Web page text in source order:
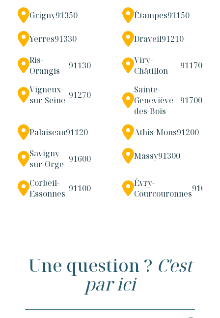
Grigny91350 Étampes91150
Yerres91330 Draveil91210
Ris-
Orangis
91130
Viry-
Châtillon
91170
Vigneux-
sur-Seine 91270
Sainte-
Geneviève-
des-Bois
91700
Palaiseau91120 Athis-Mons91200
Savigny-
sur-Orge 91600 Massy91300
Corbeil-
Essonnes 91100
Évry-
Courcouronnes91000
Une question ? C'est
par ici